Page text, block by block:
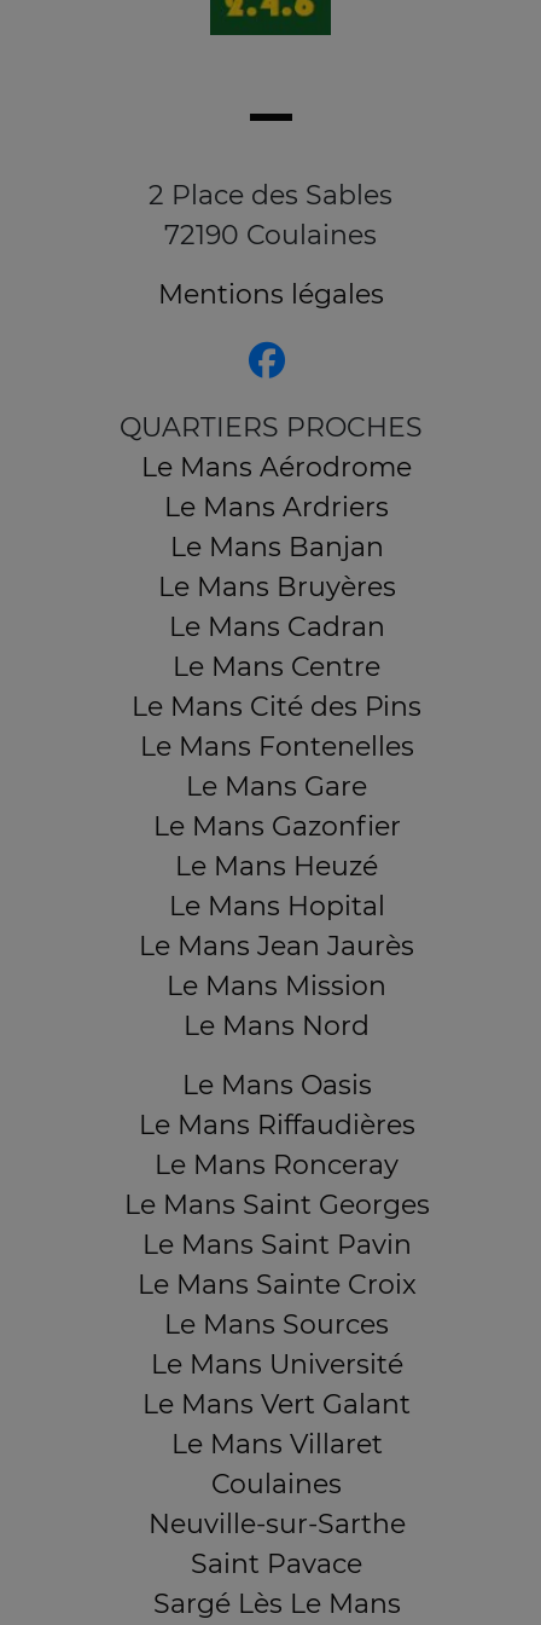
2 Place des Sables
72190 Coulaines
Mentions légales
QUARTIERS PROCHES
Le Mans Aérodrome
Le Mans Ardriers
Le Mans Banjan
Le Mans Bruyères
Le Mans Cadran
Le Mans Centre
Le Mans Cité des Pins
Le Mans Fontenelles
Le Mans Gare
Le Mans Gazonfier
Le Mans Heuzé
Le Mans Hopital
Le Mans Jean Jaurès
Le Mans Mission
Le Mans Nord
Le Mans Oasis
Le Mans Riffaudières
Le Mans Ronceray
Le Mans Saint Georges
Le Mans Saint Pavin
Le Mans Sainte Croix
Le Mans Sources
Le Mans Université
Le Mans Vert Galant
Le Mans Villaret
Coulaines
Neuville-sur-Sarthe
Saint Pavace
Sargé Lès Le Mans